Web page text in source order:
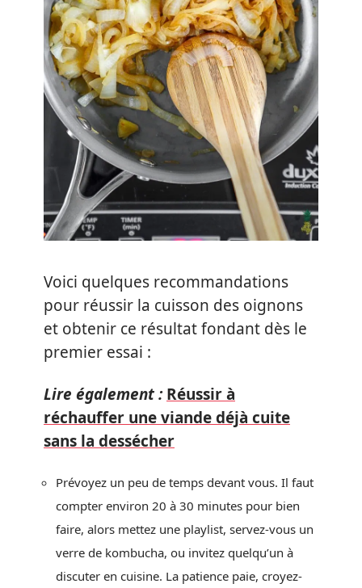
Voici quelques recommandations
pour réussir la cuisson des oignons
et obtenir ce résultat fondant dès le
premier essai :
Lire également : Réussir à
réchauffer une viande déjà cuite
sans la dessécher
Prévoyez un peu de temps devant vous. Il faut
compter environ 20 à 30 minutes pour bien
faire, alors mettez une playlist, servez-vous un
verre de kombucha, ou invitez quelqu’un à
discuter en cuisine. La patience paie, croyez-